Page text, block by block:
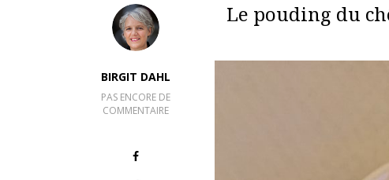
BIRGIT DAHL
PAS ENCORE DE
COMMENTAIRE
Le pouding du